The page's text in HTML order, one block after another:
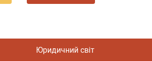
Юридичний світ